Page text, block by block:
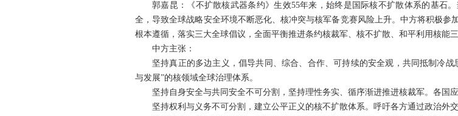
郭嘉昆：《不扩散核武器条约》生效55年来，始终是国际核不扩散体系的基石
全，导致全球战略安全环境不断恶化、核冲突与核军备竞赛风险上升。中方将积极
根本遵循，落实三大全球倡议，全面平衡推进条约核裁军、核不扩散、和平利用核能
中方主张：
坚持真正的多边主义，倡导共同、综合、合作、可持续的安全观，共同抵制冷
与发展”的核领域全球治理体系。
坚持自身安全与共同安全不可分割，坚持理性务实、循序渐进推进核裁军。各国
坚持权利与义务不可分割，建立公平正义的核不扩散体系。呼吁各方通过政治外